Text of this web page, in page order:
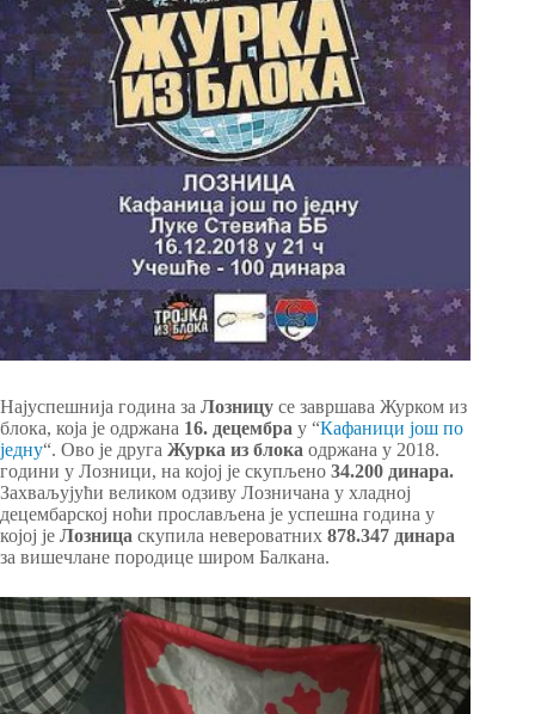
Најуспешнија година за Лозницу се завршава Журком из
блока, која је одржана 16. децембра у “Кафаници још по
једну“. Ово је друга Журка из блока одржана у 2018.
години у Лозници, на којој је скупљено 34.200 динара.
Захваљујући великом одзиву Лозничана у хладној
децембарској ноћи прослављена је успешна година у
којој је Лозница скупила невероватних 878.347 динара
за вишечлане породице широм Балкана.